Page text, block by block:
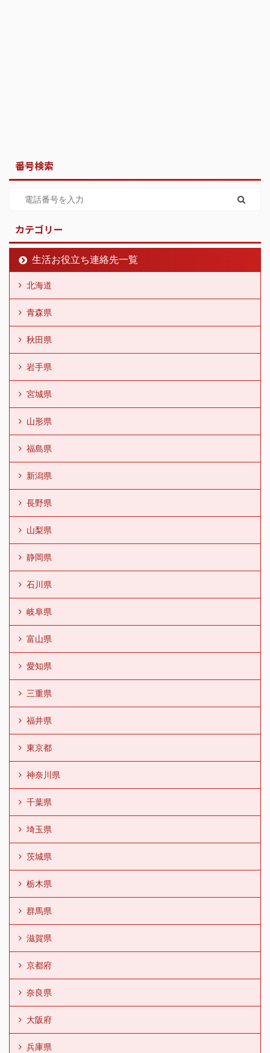
番号検索
カテゴリー
生活お役立ち連絡先一覧
北海道
青森県
秋田県
岩手県
宮城県
山形県
福島県
新潟県
長野県
山梨県
静岡県
石川県
岐阜県
富山県
愛知県
三重県
福井県
東京都
神奈川県
千葉県
埼玉県
茨城県
栃木県
群馬県
滋賀県
京都府
奈良県
大阪府
兵庫県